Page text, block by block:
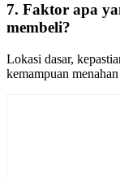
7. Faktor apa
membeli?
Lokasi dasar,
kemampuan